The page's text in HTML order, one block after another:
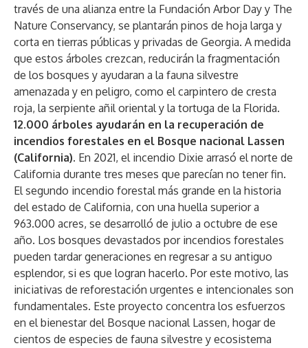
través de una alianza entre la Fundación Arbor Day y The
Nature Conservancy, se plantarán pinos de hoja larga y
corta en tierras públicas y privadas de Georgia. A medida
que estos árboles crezcan, reducirán la fragmentación
de los bosques y ayudaran a la fauna silvestre
amenazada y en peligro, como el carpintero de cresta
roja, la serpiente añil oriental y la tortuga de la Florida.
12.000 árboles ayudarán en la recuperación de
incendios forestales en el Bosque nacional Lassen
(California). En 2021, el incendio Dixie arrasó el norte de
California durante tres meses que parecían no tener fin.
El segundo incendio forestal más grande en la historia
del estado de California, con una huella superior a
963.000 acres, se desarrolló de julio a octubre de ese
año. Los bosques devastados por incendios forestales
pueden tardar generaciones en regresar a su antiguo
esplendor, si es que logran hacerlo. Por este motivo, las
iniciativas de reforestación urgentes e intencionales son
fundamentales. Este proyecto concentra los esfuerzos
en el bienestar del Bosque nacional Lassen, hogar de
cientos de especies de fauna silvestre y ecosistema